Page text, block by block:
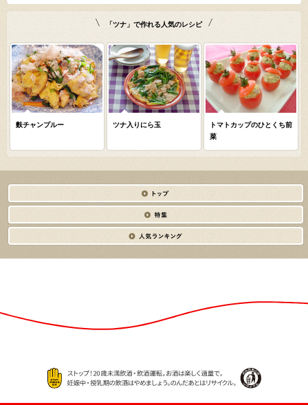
「ツナ」で作れる人気のレシピ
麩チャンプルー ツナ入りにら玉
トマトカップのひとくち前
菜